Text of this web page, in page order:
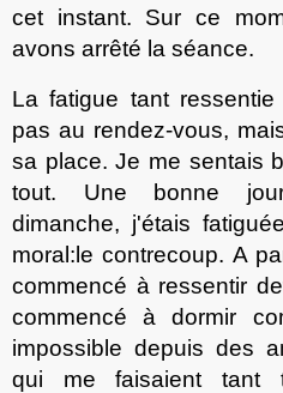
cet instant. Sur ce
avons arrêté la séance.
La fatigue tant ressentie
pas au rendez-vous,
sa place. Je me sentais
tout. Une bonne
dimanche, j'étais fatiguée
moral:le contrecoup. A
commencé à ressentir de
commencéà dormir
impossible depuis des
qui me faisaient tant